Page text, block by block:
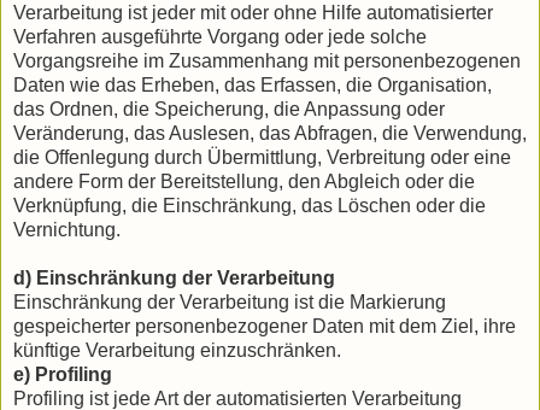
Verarbeitung ist jeder mit oder ohne Hilfe automatisierter
Verfahren ausgeführte Vorgang oder jede solche
Vorgangsreihe im Zusammenhang mit personenbezogenen
Daten wie das Erheben, das Erfassen, die Organisation,
das Ordnen, die Speicherung, die Anpassung oder
Veränderung, das Auslesen, das Abfragen, die Verwendung,
die Offenlegung durch Übermittlung, Verbreitung oder eine
andere Form der Bereitstellung, den Abgleich oder die
Verknüpfung, die Einschränkung, das Löschen oder die
Vernichtung.
d) Einschränkung der Verarbeitung
Einschränkung der Verarbeitung ist die Markierung
gespeicherter personenbezogener Daten mit dem Ziel, ihre
künftige Verarbeitung einzuschränken.
e) Profiling
Profiling ist jede Art der automatisierten Verarbeitung